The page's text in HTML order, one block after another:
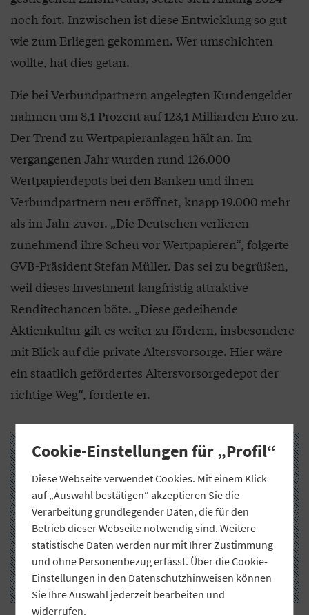
noch fort. Inzwischen ist diese Entwicklung so gut
wie zum Erliegen gekommen. Wer umschichten
wollte, hat dies getan.
Die bei Verbundpartnern angelegten Kundengelder
nahmen um 8,1 Prozent auf 123,1 Milliarden Euro zu.
Der Trend zu Wertpapieranlagen hält an. Im
vergangenen Jahr wurden rund 126.000
Wertpapierdepots bei den Banken und ihren
Verbundpartnern neu eröffnet, knapp 19.000 mehr
als im Jahr zuvor. „Die Deutschen verlieren
zunehmend ihre Scheu vor Wertpapieren“, folgerte
GVB-Präsident Stefan Müller. Das sei zu begrüßen,
weil dieses Investment langfristig attraktive
Renditechancen böte. „Diese gedeihende
Aktienkultur gilt es weiter zu fördern, insbesondere
mit Blick auf die private Altersvorsorge. Hier wäre
ein staatlich gefördertes Altersvorsorgedepot der
richtige Weg“, forderte er.
Cookie-Einstellungen für „Profil“
Diese Webseite verwendet Cookies. Mit einem Klick
auf „Auswahl bestätigen“ akzeptieren Sie die
Verarbeitung grundlegender Daten, die für den
Betrieb dieser Webseite notwendig sind. Weitere
statistische Daten werden nur mit Ihrer Zustimmung
und ohne Personenbezug erfasst. Über die Cookie-
Einstellungen in den Datenschutzhinweisen können
Sie Ihre Auswahl jederzeit bearbeiten und
widerrufen.